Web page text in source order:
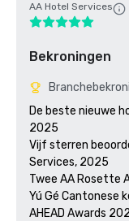
AA Hotel Services
Bekroningen
De beste nieuwe
2025
Vijf sterren
Services, 2025
Twee AA Rosette
Yú Gé Cantonese
AHEAD Awards